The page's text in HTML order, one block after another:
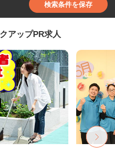
検索条件を保存
アップPR求人